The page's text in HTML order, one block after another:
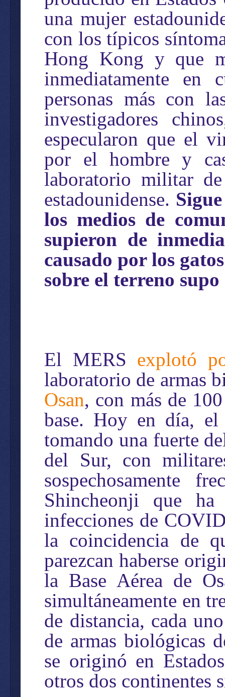
una mujer
con los típicos
Hong Kong y que
inmediatamente en
personas más con
investigadores
especularon que el
por el hombre y
laboratorio militar
estadounidense.
los medios de
supieron de
causado por los
sobre el terreno
El MERS explotó
laboratorio de armas
Osan, con más de
base. Hoy en día, el
tomando una fuerte
del Sur, con
sospechosamente
Shincheonji que
infecciones de
la coincidencia de
parezcan haberse
la Base Aérea de
simultáneamente en
de distancia, cada
de armas biológicas
se originó en
otros dos continentes